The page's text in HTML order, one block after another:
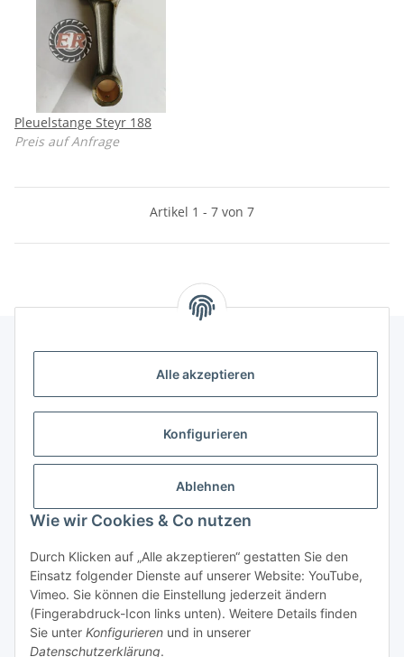
Alle akzeptieren
Konfigurieren
Ablehnen
Wie wir Cookies & Co nutzen
Durch Klicken auf „Alle akzeptieren“ gestatten Sie den
Einsatz folgender Dienste auf unserer Website: YouTube,
Vimeo. Sie können die Einstellung jederzeit ändern
(Fingerabdruck-Icon links unten). Weitere Details finden
Sie unter Konfigurieren und in unserer
Datenschutzerklärung.
Pleuelstange Steyr 188
Preis auf Anfrage
Artikel 1 - 7 von 7
Gesetzliche Informationen
* Alle Preise inkl. gesetzlicher USt., zzgl.